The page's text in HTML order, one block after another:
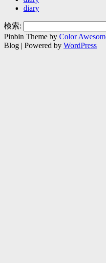
diary
検索:
Pinbin Theme by Color
Blog | Powered by WordPress